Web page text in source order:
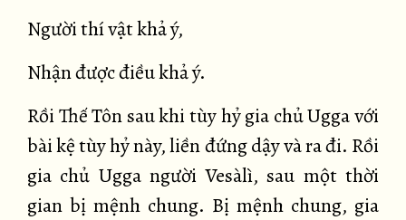
Người thí vật khả ý,
Nhận được điều khả ý.
Rồi Thế Tôn sau khi tùy hỷ gia chủ Ugga với
bài kệ tùy hỷ này, liền đứng dậy và ra đi. Rồi
gia chủ Ugga người Vesàlì, sau một thời
gian bị mệnh chung. Bị mệnh chung, gia